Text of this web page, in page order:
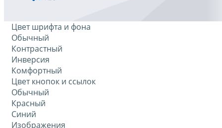
Цвет шрифта и фона
Обычный
Контрастный
Инверсия
Комфортный
Цвет кнопок и ссылок
Обычный
Красный
Синий
Изображения